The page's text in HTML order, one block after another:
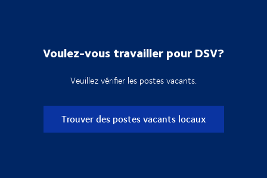
Voulez-vous travailler pour DSV?
Veuillez vérifier les postes vacants.
Trouver des postes vacants locaux